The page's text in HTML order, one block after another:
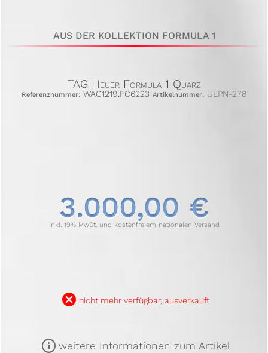
AUS DER KOLLEKTION FORMULA 1
TAG Heuer Formula 1 Quarz
Referenznummer: WAC1219.FC6223 Artikelnummer:ULPN-278
3.000,00 €
inkl. 19% MwSt. und kostenfreiem nationalen Versand
B nicht mehr verfügbar, ausverkauft
m weitere Informationen zum Artikel